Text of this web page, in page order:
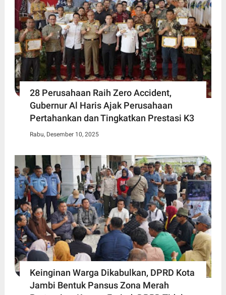
28 Perusahaan Raih Zero Accident,
Gubernur Al Haris Ajak Perusahaan
Pertahankan dan Tingkatkan Prestasi K3
Rabu, Desember 10, 2025
Keinginan Warga Dikabulkan, DPRD Kota
Jambi Bentuk Pansus Zona Merah